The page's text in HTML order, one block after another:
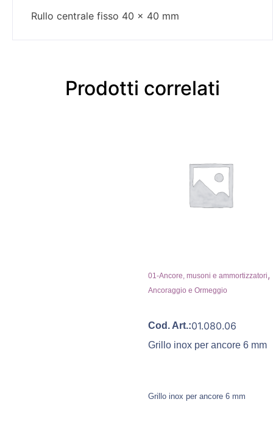
Rullo centrale fisso 40 x 40 mm
Prodotti correlati
01-Ancore, musoni e ammortizzatori,
Ancoraggio e Ormeggio
Cod. Art.:01.080.06
Grillo inox per ancore 6 mm
Grillo inox per ancore 6 mm